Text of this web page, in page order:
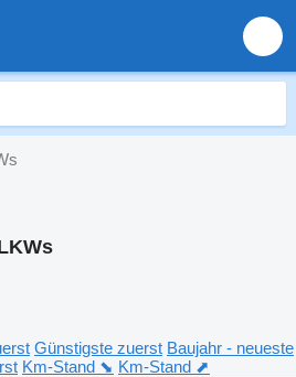
Günstigste zuerst Baujahr - neueste
Km-Stand ⬊ Km-Stand ⬈